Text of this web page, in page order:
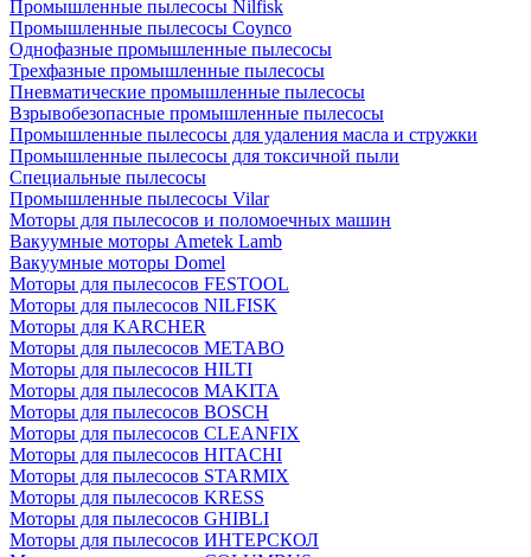
Промышленные пылесосы Nilfisk
Промышленные пылесосы Coynco
Однофазные промышленные пылесосы
Трехфазные промышленные пылесосы
Пневматические промышленные пылесосы
Взрывобезопасные промышленные пылесосы
Промышленные пылесосы для удаления масла и стружки
Промышленные пылесосы для токсичной пыли
Специальные пылесосы
Промышленные пылесосы Vilar
Моторы для пылесосов и поломоечных машин
Вакуумные моторы Ametek Lamb
Вакуумные моторы Domel
Моторы для пылесосов FESTOOL
Моторы для пылесосов NILFISK
Моторы для KARCHER
Моторы для пылесосов METABO
Моторы для пылесосов HILTI
Моторы для пылесосов MAKITA
Моторы для пылесосов BOSCH
Моторы для пылесосов CLEANFIX
Моторы для пылесосов HITACHI
Моторы для пылесосов STARMIX
Моторы для пылесосов KRESS
Моторы для пылесосов GHIBLI
Моторы для пылесосов ИНТЕРСКОЛ